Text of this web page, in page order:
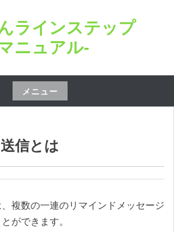
ラインステップ
ニュアル-
メニュー
信とは
複数の一連のリマインドメッセージ
ができます。